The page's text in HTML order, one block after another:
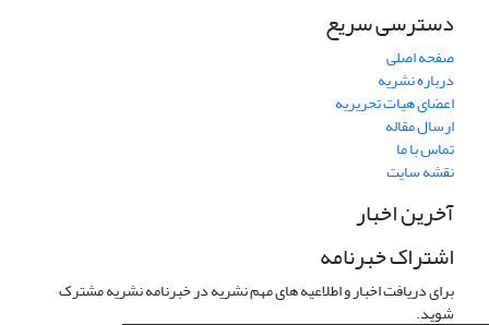
دسترسی سریع
صفحه اصلی
درباره نشریه
اعضای هیات تحریریه
ارسال مقاله
تماس با ما
نقشه سایت
آخرین اخبار
اشتراک خبرنامه
برای دریافت اخبار و اطلاعیه های مهم نشریه در خبرنامه نشریه مشترک
شوید.